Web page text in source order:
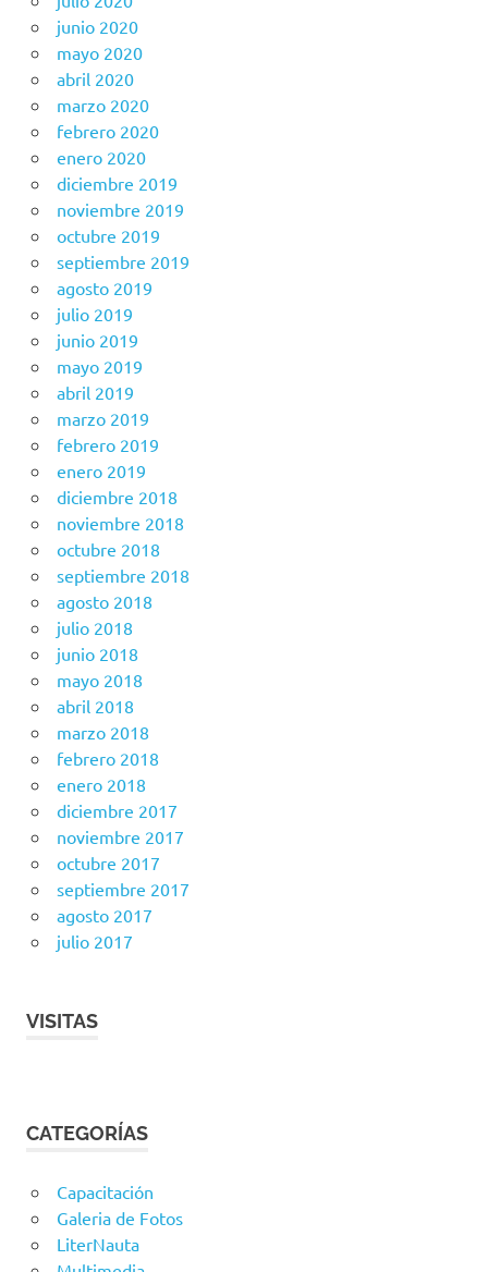
junio 2020
mayo 2020
abril 2020
marzo 2020
febrero 2020
enero 2020
diciembre 2019
noviembre 2019
octubre 2019
septiembre 2019
agosto 2019
julio 2019
junio 2019
mayo 2019
abril 2019
marzo 2019
febrero 2019
enero 2019
diciembre 2018
noviembre 2018
octubre 2018
septiembre 2018
agosto 2018
julio 2018
junio 2018
mayo 2018
abril 2018
marzo 2018
febrero 2018
enero 2018
diciembre 2017
noviembre 2017
octubre 2017
septiembre 2017
agosto 2017
julio 2017
VISITAS
CATEGORÍAS
Capacitación
Galeria de Fotos
LiterNauta